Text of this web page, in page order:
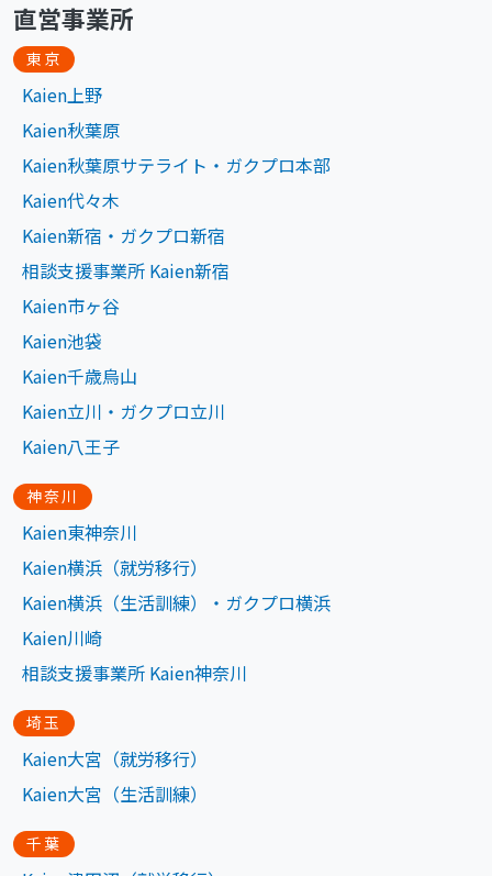
直営事業所
東京
Kaien上野
Kaien秋葉原
Kaien秋葉原サテライト・ガクプロ本部
Kaien代々木
Kaien新宿・ガクプロ新宿
相談支援事業所 Kaien新宿
Kaien市ヶ谷
Kaien池袋
Kaien千歳烏山
Kaien立川・ガクプロ立川
Kaien八王子
神奈川
Kaien東神奈川
Kaien横浜（就労移行）
Kaien横浜（生活訓練）・ガクプロ横浜
Kaien川崎
相談支援事業所 Kaien神奈川
埼玉
Kaien大宮（就労移行）
Kaien大宮（生活訓練）
千葉